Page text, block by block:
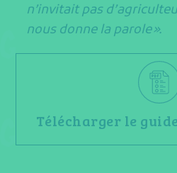
n’invitait pas
nous donne la parole ».
Télécharger le